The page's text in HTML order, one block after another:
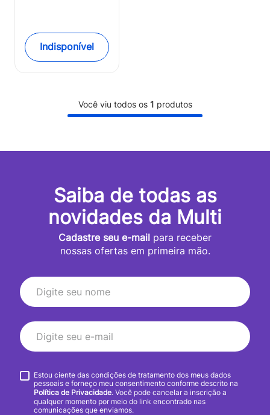
Indisponível
Você viu todos os 1 produtos
Saiba de todas as
novidades da Multi
Cadastre seu e-mail para receber
nossas ofertas em primeira mão.
Estou ciente das condições de tratamento dos meus dados
pessoais e forneço meu consentimento conforme descrito na
Política de Privacidade. Você pode cancelar a inscrição a
qualquer momento por meio do link encontrado nas
comunicações que enviamos.